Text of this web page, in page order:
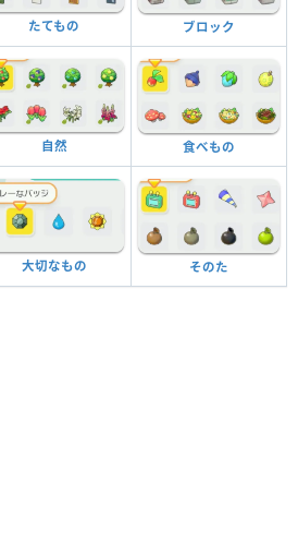
たてもの ブロック
自然 食べもの
大切なもの そのた